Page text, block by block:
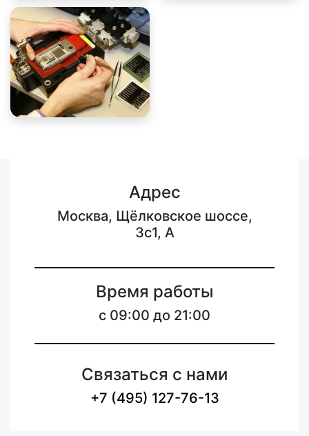
Адрес
Москва, Щёлковское шоссе,
3с1, А
Время работы
c 09:00 до 21:00
Связаться с нами
+7 (495) 127-76-13